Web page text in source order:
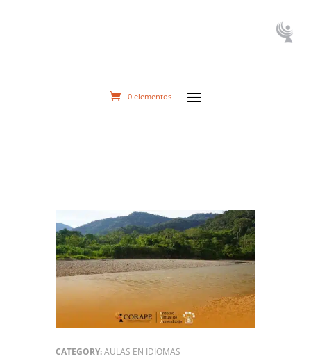
0 elementos
CATEGORY:AULAS EN IDIOMAS